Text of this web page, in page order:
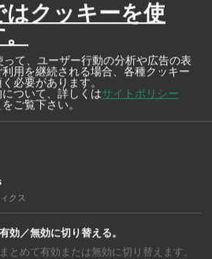
トンロー内の「TOPS」で買える薬
【タイ・バンコ
ク】 コンビニ（セ
クッキーを使
て、ユーザー行動の分析や広告の表
用を継続される場合、各種クッキー
必要があります。
ついて、詳しくはサイトポリシー
をご覧下さい。
クス
効／無効に切り替える。
とめて有効または無効に切り替えます。